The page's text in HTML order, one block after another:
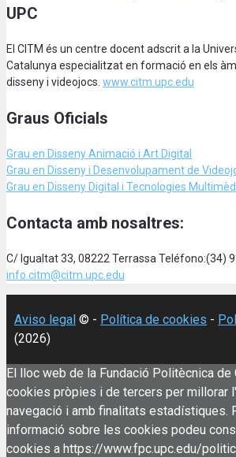
UPC
El CITM és un centre docent adscrit a la
Catalunya especialitzat en formació en els
disseny i videojocs. www.citm.upc.edu
Graus Oficials
Grau en Disseny Animació i Art Digital
Grau en Disseny i Desenvolupament de
Grau en Disseny Digital i Tecnologies
Contacta amb nosaltres:
C/ Igualtat 33, 08222 Terrassa Teléfono:(34)
info.citm@citm.upc.edu
Aviso legal © - Política de cookies -
(2026)
El lloc web de la Fundació Politècnica de
cookies pròpies i de tercers per millorar
navegació i amb finalitats estadístiques.
informació sobre les cookies podeu
cookies a https://www.fpc.upc.edu/